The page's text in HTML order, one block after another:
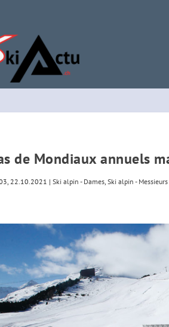
de Mondiaux annuels
22.10.2021 |Ski alpin - Dames ,Ski alpin - Messieurs